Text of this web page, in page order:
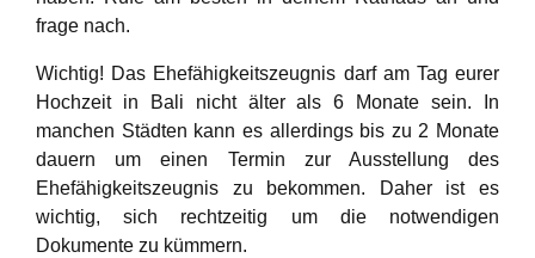
frage nach.
Wichtig! Das Ehefähigkeitszeugnis darf am Tag eurer
Hochzeit in Bali nicht älter als 6 Monate sein. In
manchen Städten kann es allerdings bis zu 2 Monate
dauern um einen Termin zur Ausstellung des
Ehefähigkeitszeugnis zu bekommen. Daher ist es
wichtig, sich rechtzeitig um die notwendigen
Dokumente zu kümmern.